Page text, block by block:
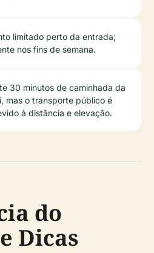
limitado perto da entrada;
nos fins de semana.
30 minutos de caminhada da
mas o transporte público é
à distância e elevação.
do
Dicas